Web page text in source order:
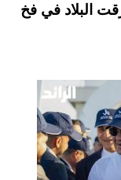
البلاد في فخ